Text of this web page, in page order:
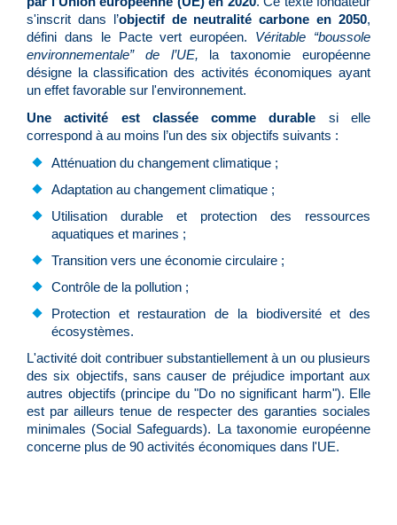
s'inscrit dans l’objectif de neutralité carbone en 2050,
défini dans le
Pacte vert européen. Véritable “boussole
environnementale” de l’UE,
la taxonomie européenne
désigne la classification des activités économiques ayant
un effet favorable sur l'environnement.
Une activité est classée comme durable si elle
correspond à au moins l’un des six objectifs suivants :
Atténuation du changement climatique ;
Adaptation au changement climatique ;
Utilisation durable et protection des ressources
aquatiques et marines ;
Transition vers une économie circulaire ;
Contrôle de la pollution ;
Protection et restauration de la biodiversité et des
écosystèmes.
L'activité doit contribuer substantiellement à un ou plusieurs
des six objectifs, sans causer de préjudice important aux
autres objectifs (principe du "Do no significant harm"). Elle
est par ailleurs tenue de respecter des garanties sociales
minimales (Social Safeguards). La taxonomie européenne
concerne plus de 90 activités économiques dans l'UE.